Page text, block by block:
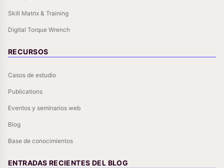
Skill Matrix & Training
Digital Torque Wrench
RECURSOS
Casos de estudio
Publications
Eventos y seminarios web
Blog
Base de conocimientos
ENTRADAS RECIENTES DEL BLOG